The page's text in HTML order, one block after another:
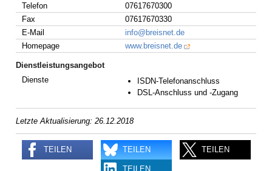
Telefon
07617670300
Fax
07617670330
E-Mail
info@breisnet.de
Homepage
www.breisnet.de
Dienstleistungsangebot
Dienste
ISDN-Telefonanschluss
DSL-Anschluss und -Zugang
Letzte Aktualisierung: 26.12.2018
TEILEN TEILEN TEILEN
TEILEN